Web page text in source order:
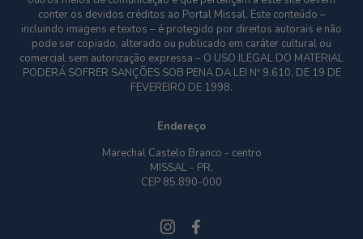
conter os devidos créditos ao Portal Missal. Este conteúdo –
incluindo imagens e textos – é protegido por direitos autorais e não
pode ser copiado, alterado ou publicado em caráter cultural ou
comercial sem autorização expressa – O USO ILEGAL DO MATERIAL
PODERÁ SOFRER SANÇÕES SOB PENA DA LEI Nº 9.610, DE 19 DE
FEVEREIRO DE 1998.
Endereço
Marechal Castelo Branco - centro
MISSAL - PR,
CEP 85.890-000